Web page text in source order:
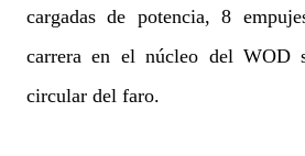
cargadas de potencia, 8
carrera en el núcleo del WOD
circular del faro.